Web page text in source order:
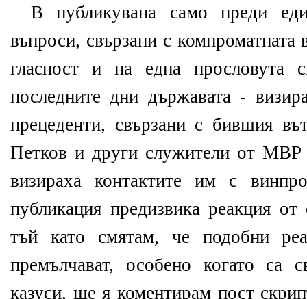
В публикувана само преди
въпроси, свързани с
гласност и на една прословута
последните дни държавата -
прецеденти, свързани с бившия
Петков и други служители от МВР
визираха контактите им с
публикация предизвика реакция
тъй като смятам, че подобни
премълчават, особено когато са
казуси, ще я коментирам пост